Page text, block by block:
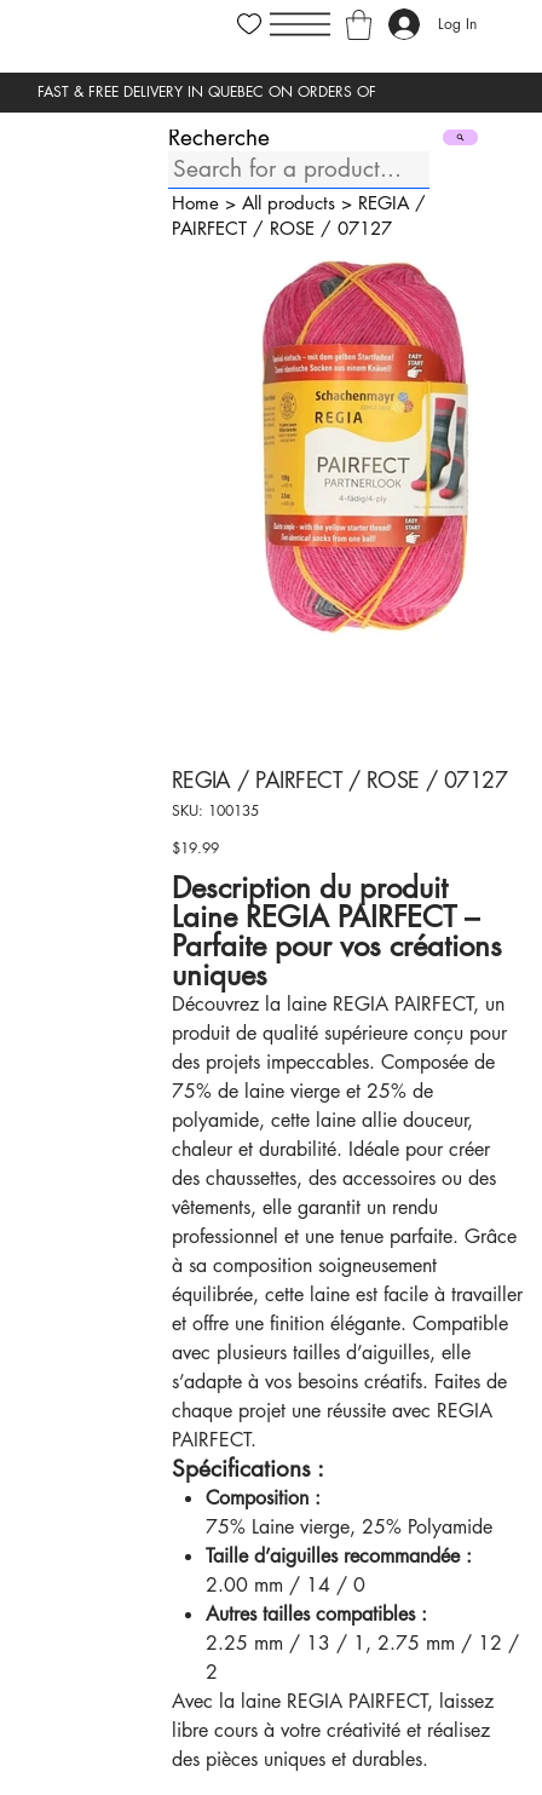
Log In
Recherche
Home> All products> REGIA /
PAIRFECT / ROSE / 07127
REGIA / PAIRFECT / ROSE / 07127
SKU:
SKU
100135
100135
Price
$19.99
Description du produit
Laine REGIA PAIRFECT –
Parfaite pour vos créations
uniques
Découvrez la laine REGIA PAIRFECT, un
produit de qualité supérieure conçu pour
des projets impeccables. Composée de
75% de laine vierge et 25% de
polyamide, cette laine allie douceur,
chaleur et durabilité. Idéale pour créer
des chaussettes, des accessoires ou des
vêtements, elle garantit un rendu
professionnel et une tenue parfaite. Grâce
à sa composition soigneusement
équilibrée, cette laine est facile à travailler
et offre une finition élégante. Compatible
avec plusieurs tailles d’aiguilles, elle
s’adapte à vos besoins créatifs. Faites de
chaque projet une réussite avec REGIA
PAIRFECT.
Spécifications :
Composition :
75% Laine vierge, 25% Polyamide
Taille d’aiguilles recommandée :
2.00 mm / 14 / 0
Autres tailles compatibles :
2.25 mm / 13 / 1, 2.75 mm / 12 /
2
Avec la laine REGIA PAIRFECT, laissez
libre cours à votre créativité et réalisez
des pièces uniques et durables.